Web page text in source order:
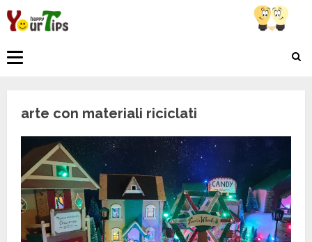
Skip
to
Primary
arte con materiali riciclati